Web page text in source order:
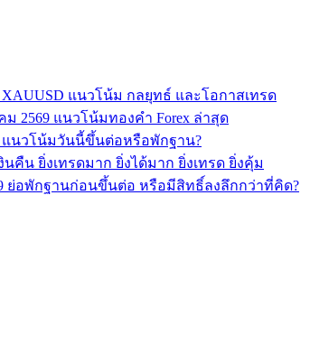
แนวโน้ม กลยุทธ์ และโอกาสเทรด
2569 แนวโน้มทองคำ Forex ล่าสุด
แนวโน้มวันนี้ขึ้นต่อหรือพักฐาน?
คืน ยิ่งเทรดมาก ยิ่งได้มาก ยิ่งเทรด ยิ่งคุ้ม
ย่อพักฐานก่อนขึ้นต่อ หรือมีสิทธิ์ลงลึกกว่าที่คิด?